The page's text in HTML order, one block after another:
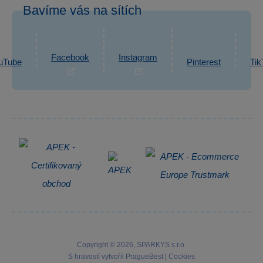
Reklamace
Informace o zpracování osobních údajů
eshop@sparkys.cz
Napsat zprávu
Bavíme vás na sítích
Facebook Instagram Pinterest
Copyright © 2026, SPARKYS s.r.o.
S hravostí vytvořil
PragueBest Cookies